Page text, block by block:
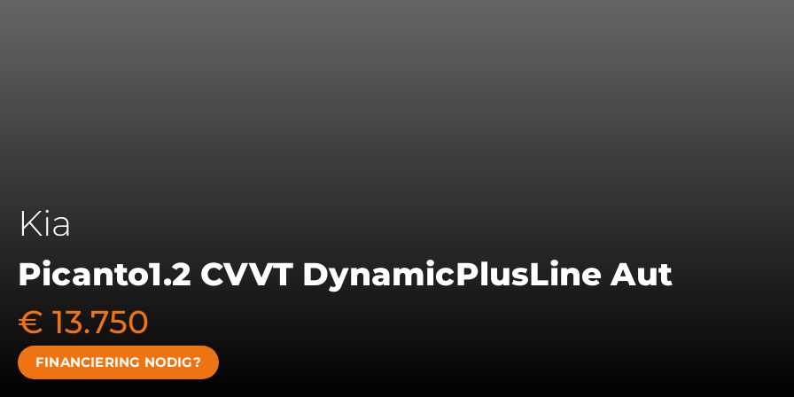
Kia
Picanto1.2 CVVT DynamicPlusLine Aut
€ 13.750
FINANCIERING NODIG?